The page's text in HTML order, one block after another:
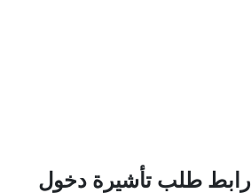
رابط طلب تأشيرة دخول